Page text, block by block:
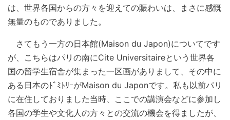
は、世界各国からの方々を迎えての賑わいは、まさに感慨
無量のものでありました。
さてもう一方の日本館(Maison du Japon)についてです
が、こちらはパリの南にCite Universitaireという世界各
国の留学生宿舎が集まった一区画がありまして、その中に
ある日本のﾄﾞﾐﾄﾘｰがMaison du Japonです。私も以前パリ
に在住しておりました当時、ここでの講演会などに参加し
各国の学生や文化人の方々との交流の機会を得ましたが、